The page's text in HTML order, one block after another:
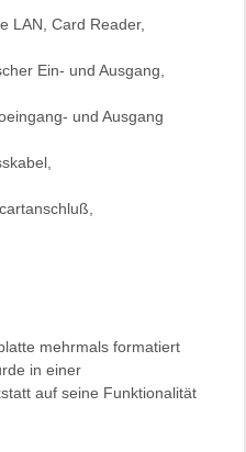
LAN, Card Reader,
Ein- und Ausgang,
und Ausgang
mehrmals formatiert
in einer
auf seine Funktionalität